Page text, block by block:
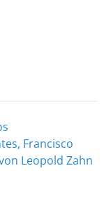
Francisco
Leopold Zahn